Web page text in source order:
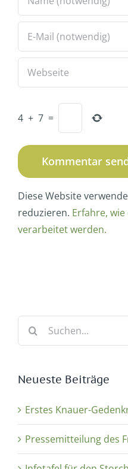
4 + 7 =
Diese Website
reduzieren. Erfahre,
verarbeitet werden.
Suche
Neueste Beiträge
Erstes Knauer-
Pressemitteilung des